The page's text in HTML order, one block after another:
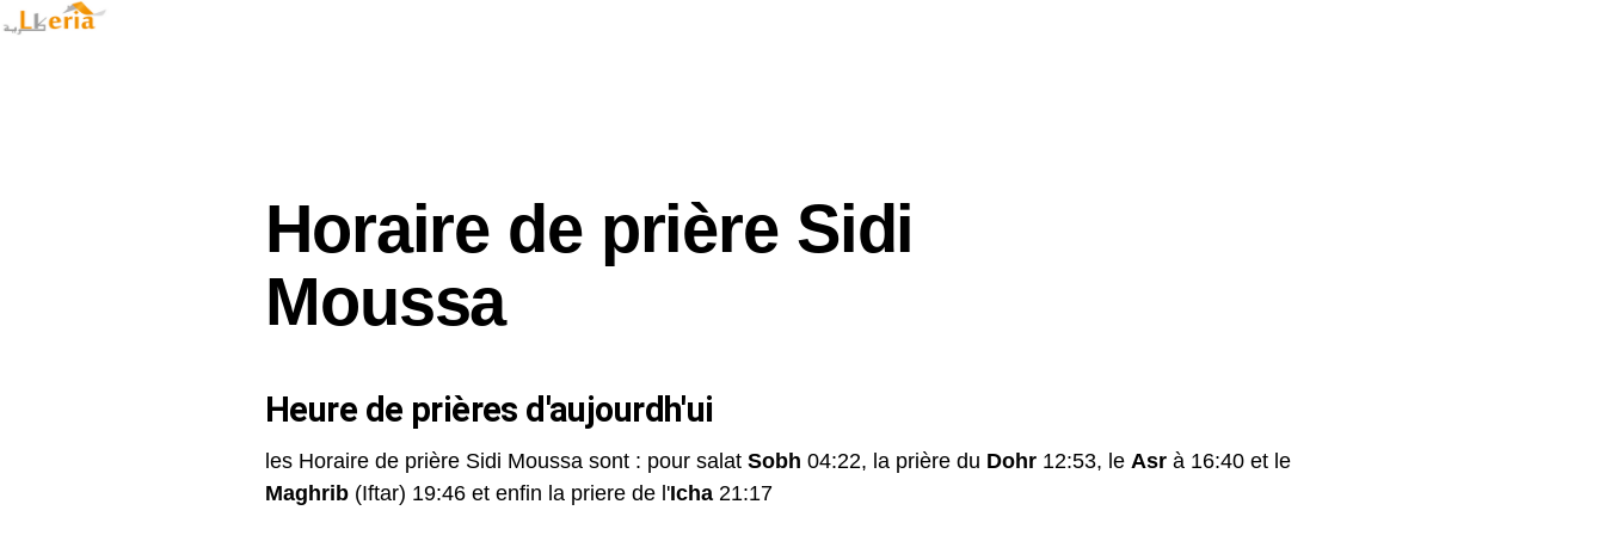
Horaire de prière Sidi
Moussa
Heure de prières d'aujourdh'ui
les Horaire de prière Sidi Moussa sont : pour salat Sobh 04:22, la prière du Dohr 12:53, le Asr à 16:40 et le
Maghrib (Iftar) 19:46 et enfin la priere de l'Icha 21:17